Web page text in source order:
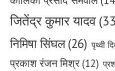
जितेंद्र कुमार यादव
निमिषा सिंघल(26) पृथ्वी
प्रकाश रंजन मिश्र (12)